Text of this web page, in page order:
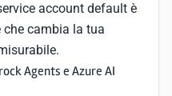
account default è
che cambia la tua
Agents e Azure AI